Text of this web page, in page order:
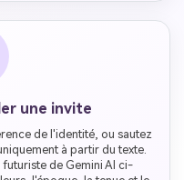
une invite
de l'identité, ou sautez
à partir du texte.
de Gemini AI ci-